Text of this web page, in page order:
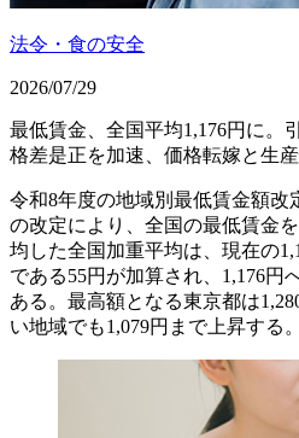
法令・食の安全
2026/07/29
最低賃金、全国平均1,176円に。
格差是正を加速、価格転嫁と生
令和8年度の地域別最低賃金額改
の改定により、全国の最低賃金
均した全国加重平均は、現在の
である55円が加算され、1,176円
ある。最高額となる東京都は
い地域でも1,079円まで上昇する。